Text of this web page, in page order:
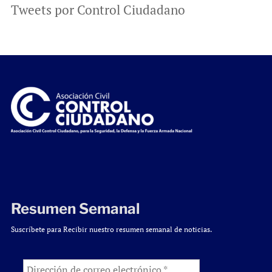
Tweets por Control Ciudadano
Resumen Semanal
Suscríbete para Recibir nuestro resumen semanal de noticias.